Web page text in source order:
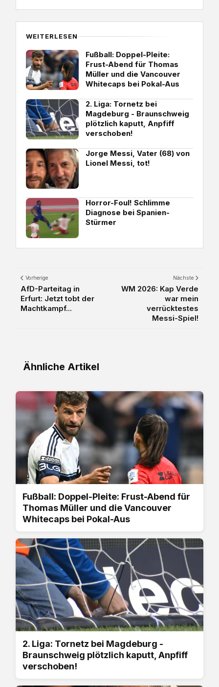
WEITERLESEN
Fußball: Doppel-Pleite:
Frust-Abend für Thomas
Müller und die Vancouver
Whitecaps bei Pokal-Aus
2. Liga: Tornetz bei
Magdeburg - Braunschweig
plötzlich kaputt, Anpfiff
verschoben!
Jorge Messi, Vater (68) von
Lionel Messi, tot!
Horror-Foul! Schlimme
Diagnose bei Spanien-
Stürmer
Vorherige
AfD-Parteitag in
Erfurt: Jetzt tobt der
Machtkampf...
Nächste
WM 2026: Kap Verde
war mein
verrücktestes
Messi-Spiel!
Ähnliche Artikel
Fußball: Doppel-Pleite: Frust-Abend für
Thomas Müller und die Vancouver
Whitecaps bei Pokal-Aus
2. Liga: Tornetz bei Magdeburg -
Braunschweig plötzlich kaputt, Anpfiff
verschoben!